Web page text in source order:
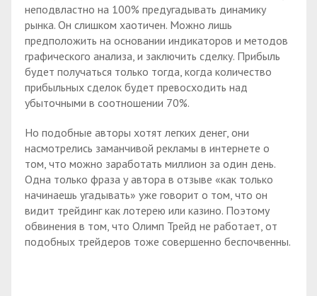
неподвластно на 100% предугадывать динамику
рынка. Он слишком хаотичен. Можно лишь
предположить на основании индикаторов и методов
графического анализа, и заключить сделку. Прибыль
будет получаться только тогда, когда количество
прибыльных сделок будет превосходить над
убыточными в соотношении 70%.
Но подобные авторы хотят легких денег, они
насмотрелись заманчивой рекламы в интернете о
том, что можно заработать миллион за один день.
Одна только фраза у автора в отзыве «как только
начинаешь угадывать» уже говорит о том, что он
видит трейдинг как лотерею или казино. Поэтому
обвинения в том, что Олимп Трейд не работает, от
подобных трейдеров тоже совершенно беспочвенны.